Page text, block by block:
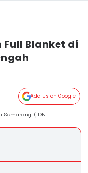
Blanket di
Add Us on Google
Semarang. (IDN